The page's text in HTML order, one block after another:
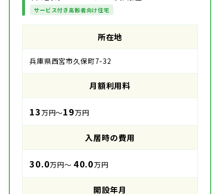
サービス付き高齢者向け住宅
所在地
兵庫県西宮市久保町7-32
月額利用料
13 万円～19万円
入居時の費用
30.0万円～ 40.0万円
開設年月